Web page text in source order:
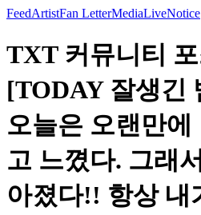
FeedArtistFan LetterMediaLiveNotice
TXT 커뮤니티
[TODAY 잘생긴
오늘은 오랜만에
고 느꼈다. 그래
아졌다!! 항상 내